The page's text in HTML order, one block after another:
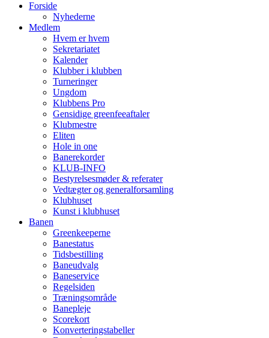
Forside
Nyhederne
Medlem
Hvem er hvem
Sekretariatet
Kalender
Klubber i klubben
Turneringer
Ungdom
Klubbens Pro
Gensidige greenfeeaftaler
Klubmestre
Eliten
Hole in one
Banerekorder
KLUB-INFO
Bestyrelsesmøder & referater
Vedtægter og generalforsamling
Klubhuset
Kunst i klubhuset
Banen
Greenkeeperne
Banestatus
Tidsbestilling
Baneudvalg
Baneservice
Regelsiden
Træningsområde
Banepleje
Scorekort
Konverteringstabeller